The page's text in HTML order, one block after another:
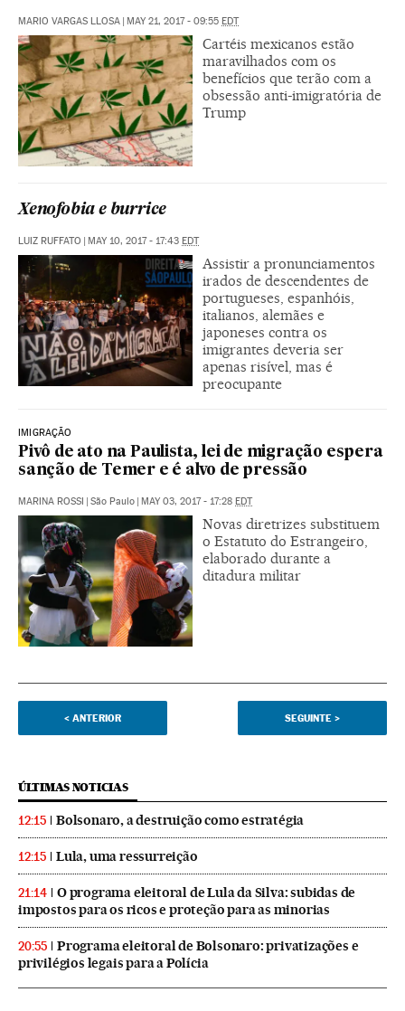
MARIO VARGAS LLOSA MAY 21, 2017 - 09:55 EDT
Cartéis mexicanos estão
maravilhados com os
benefícios que terão com a
obsessão anti-imigratória de
Trump
Xenofobia e burrice
LUIZ RUFFATO MAY 10, 2017 - 17:43 EDT
Assistir a pronunciamentos
irados de descendentes de
portugueses, espanhóis,
italianos, alemães e
japoneses contra os
imigrantes deveria ser
apenas risível, mas é
preocupante
IMIGRAÇÃO
Pivô de ato na Paulista, lei de migração espera
sanção de Temer e é alvo de pressão
MARINA ROSSI São Paulo MAY 03, 2017 - 17:28 EDT
Novas diretrizes substituem
o Estatuto do Estrangeiro,
elaborado durante a
ditadura militar
< ANTERIOR SEGUINTE >
ÚLTIMAS NOTICIAS
12:15 Bolsonaro, a destruição como estratégia
12:15 Lula, uma ressurreição
21:14
O programa eleitoral de Lula da Silva: subidas de
impostos para os ricos e proteção para as minorias
20:55
Programa eleitoral de Bolsonaro: privatizações e
privilégios legais para a Polícia